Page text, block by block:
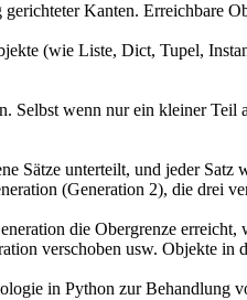
Kanten. Erreichbare
(wie Liste, Dict, Tupel,
Selbst wenn nur ein kleiner
Sätze unterteilt, und jeder Satz
(Generation 2), die drei
die Obergrenze
verschoben usw. Objekte in
in Python zur Behandlung